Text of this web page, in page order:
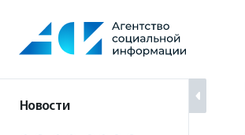
содержанию
Новости